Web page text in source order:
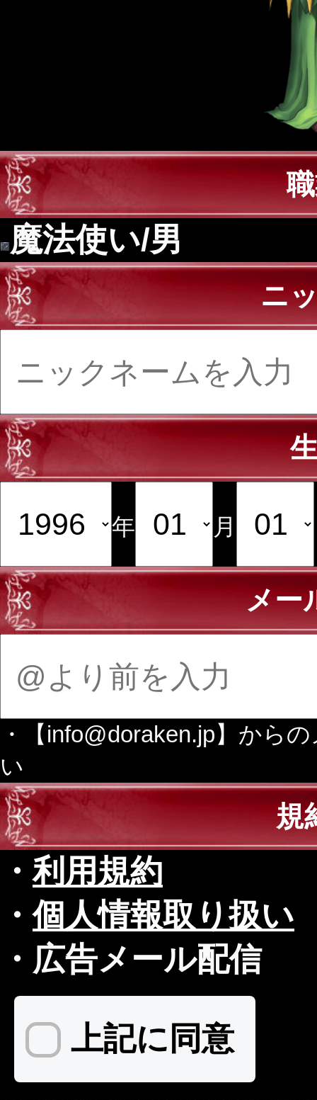
魔法使い/男
ニ
年 月
メー
・【info@doraken.jp】から
い
規
・利用規約
・個人情報取り扱い
・ 広告メール配信
上記に同意